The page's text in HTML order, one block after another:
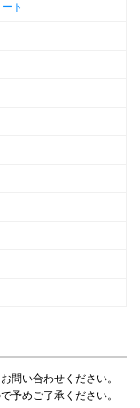
ト
問い合わせください。
予めご了承ください。